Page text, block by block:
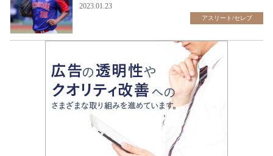
2023.01.23
アスリート/セレブ